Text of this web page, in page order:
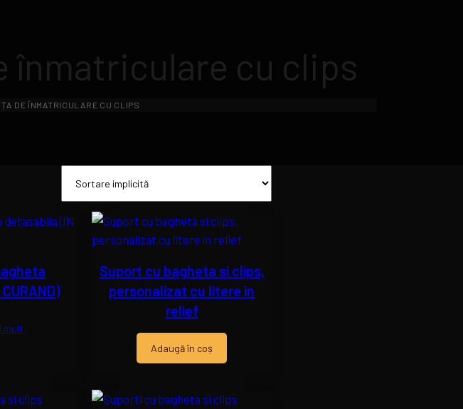
înmatriculare cu clips
DE ÎNMATRICULARE CU CLIPS
mult
Suport cu bagheta si clips,
personalizat cu litere în
relief
Adaugă în coș